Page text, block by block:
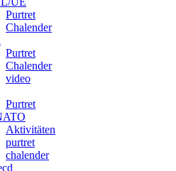
Purtret
Chalender
Purtret
Chalender
video
Purtret
Aktivitäten
purtret
chalender